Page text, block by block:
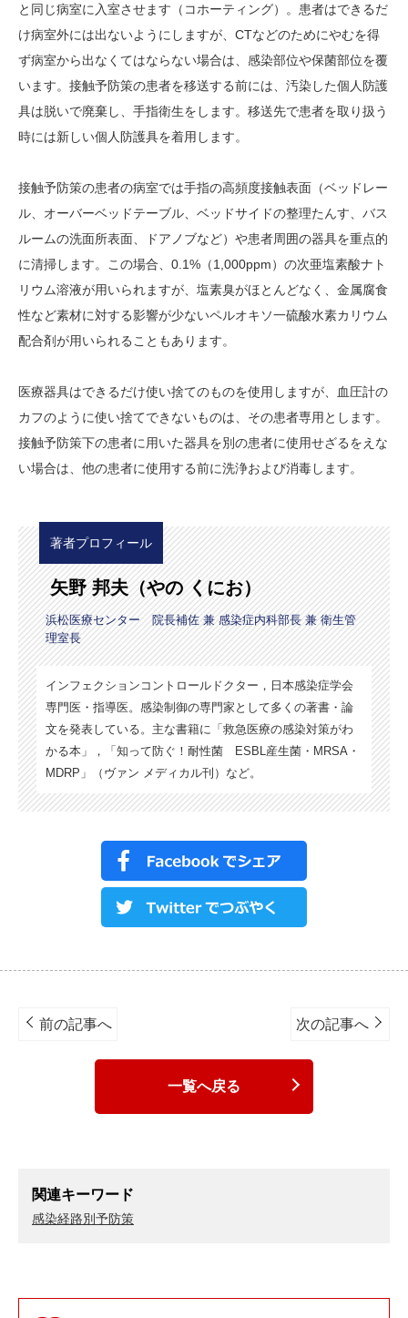
と同じ病室に入室させます（コホーティング）。患者はできるだ
け病室外には出ないようにしますが、CTなどのためにやむを得
ず病室から出なくてはならない場合は、感染部位や保菌部位を覆
います。接触予防策の患者を移送する前には、汚染した個人防護
具は脱いで廃棄し、手指衛生をします。移送先で患者を取り扱う
時には新しい個人防護具を着用します。
接触予防策の患者の病室では手指の高頻度接触表面（ベッドレー
ル、オーバーベッドテーブル、ベッドサイドの整理たんす、バス
ルームの洗面所表面、ドアノブなど）や患者周囲の器具を重点的
に清掃します。この場合、0.1%（1,000ppm）の次亜塩素酸ナト
リウム溶液が用いられますが、塩素臭がほとんどなく、金属腐食
性など素材に対する影響が少ないペルオキソ一硫酸水素カリウム
配合剤が用いられることもあります。
医療器具はできるだけ使い捨てのものを使用しますが、血圧計の
カフのように使い捨てできないものは、その患者専用とします。
接触予防策下の患者に用いた器具を別の患者に使用せざるをえな
い場合は、他の患者に使用する前に洗浄および消毒します。
著者プロフィール
矢野 邦夫（やの くにお）
浜松医療センター 院長補佐 兼 感染症内科部長 兼 衛生管
理室長
インフェクションコントロールドクター，日本感染症学会
専門医・指導医。感染制御の専門家として多くの著書・論
文を発表している。主な書籍に「救急医療の感染対策がわ
かる本」，「知って防ぐ！耐性菌 ESBL産生菌・MRSA・
MDRP」（ヴァン メディカル刊）など。
navigation
前の記事へ 次の記事へ
一覧へ戻る
関連キーワード
感染経路別予防策